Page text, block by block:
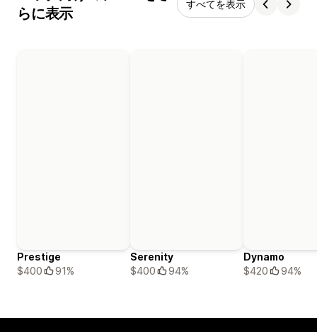
らに表示
すべてを表示
Prestige
$400
91%
Serenity
$400
94%
Dynamo
$420
94%